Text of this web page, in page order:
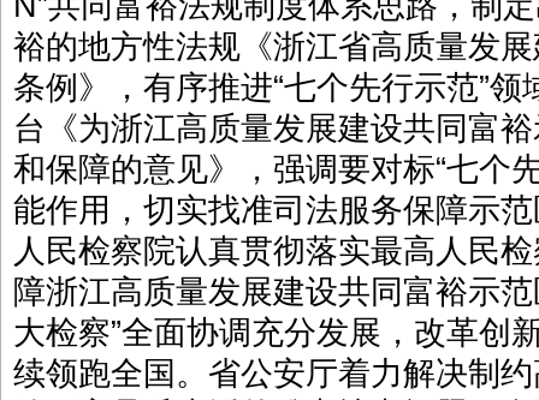
裕的地方性法规《浙江省高质量发
条例》，有序推进“七个先行示范”
台《为浙江高质量发展建设共同富
和保障的意见》，强调要对标“七个
能作用，切实找准司法服务保障示
人民检察院认真贯彻落实最高人民
障浙江高质量发展建设共同富裕示
大检察”全面协调充分发展，改革创
续领跑全国。省公安厅着力解决制